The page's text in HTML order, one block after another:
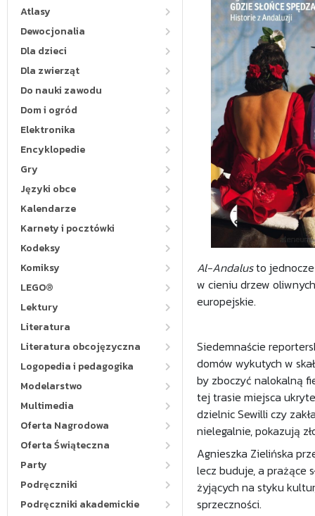
Atlasy
Dewocjonalia
Dla dzieci
Dla zwierząt
Do nauki zawodu
Dom i ogród
Elektronika
Encyklopedie
Gry
Języki obce
Kalendarze
Karnety i pocztówki
Kodeksy
Komiksy
LEGO®
Lektury
Literatura
Literatura obcojęzyczna
Logopedia i pedagogika
Modelarstwo
Multimedia
Oferta Nagrodowa
Oferta Świąteczna
Party
Podręczniki
Podręczniki akademickie
Al-Andalusto
w cieniu drzew
europejskie.
Siedemnaście
domów wykutych w
by zboczyć nalokalną
tej trasie miejsca
dzielnic Sewilli czy
nielegalnie, pokazują
Agnieszka Zielińska
lecz buduje, a prażące
żyjących na styku
sprzeczności.